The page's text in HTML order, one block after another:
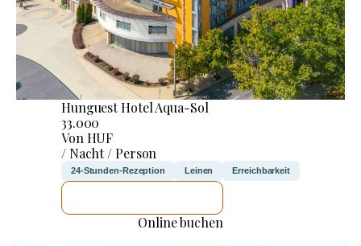
Hunguest Hotel Aqua-Sol
33.000
Von HUF
/ Nacht / Person
24-Stunden-Rezeption Leinen Erreichbarkeit
Online buchen